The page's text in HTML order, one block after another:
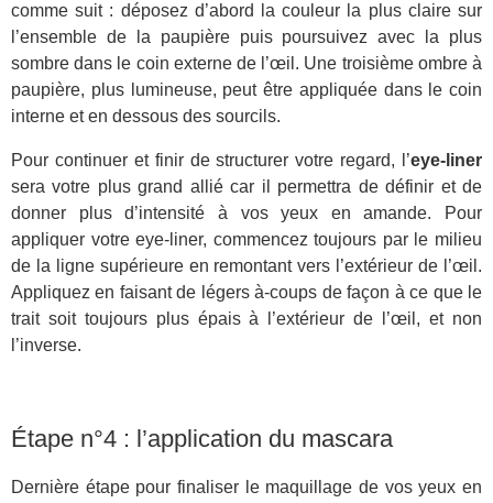
comme suit : déposez d’abord la couleur la plus claire sur
l’ensemble de la paupière puis poursuivez avec la plus
sombre dans le coin externe de l’œil. Une troisième ombre à
paupière, plus lumineuse, peut être appliquée dans le coin
interne et en dessous des sourcils.
Pour continuer et finir de structurer votre regard, l’eye-liner
sera votre plus grand allié car il permettra de définir et de
donner plus d’intensité à vos yeux en amande. Pour
appliquer votre eye-liner, commencez toujours par le milieu
de la ligne supérieure en remontant vers l’extérieur de l’œil.
Appliquez en faisant de légers à-coups de façon à ce que le
trait soit toujours plus épais à l’extérieur de l’œil, et non
l’inverse.
Étape n°4 : l’application du mascara
Dernière étape pour finaliser le maquillage de vos yeux en